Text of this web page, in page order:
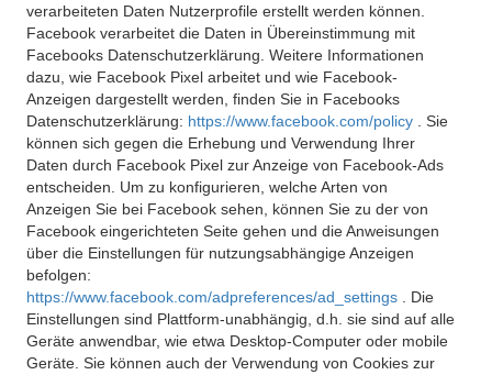
verarbeiteten Daten Nutzerprofile erstellt werden können.
Facebook verarbeitet die Daten in Übereinstimmung mit
Facebooks Datenschutzerklärung. Weitere Informationen
dazu, wie Facebook Pixel arbeitet und wie Facebook-
Anzeigen dargestellt werden, finden Sie in Facebooks
Datenschutzerklärung: https://www.facebook.com/policy
. Sie
können sich gegen die Erhebung und Verwendung Ihrer
Daten durch Facebook Pixel zur Anzeige von Facebook-Ads
entscheiden. Um zu konfigurieren, welche Arten von
Anzeigen Sie bei Facebook sehen, können Sie zu der von
Facebook eingerichteten Seite gehen und die Anweisungen
über die Einstellungen für nutzungsabhängige Anzeigen
befolgen:
https://www.facebook.com/adpreferences/ad_settings
. Die
Einstellungen sind Plattform-unabhängig, d.h. sie sind auf alle
Geräte anwendbar, wie etwa Desktop-Computer oder mobile
Geräte. Sie können auch der Verwendung von Cookies zur